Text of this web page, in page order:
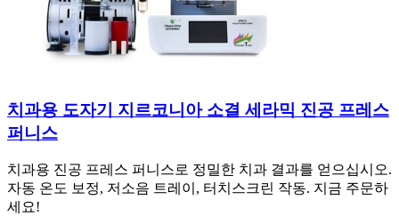
치과용 도자기 지르코니아 소결 세라믹 진공 프레스
퍼니스
치과용 진공 프레스 퍼니스로 정밀한 치과 결과를 얻으십시오.
자동 온도 보정, 저소음 트레이, 터치스크린 작동. 지금 주문하
세요!